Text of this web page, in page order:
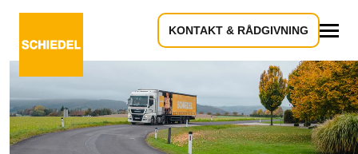
KONTAKT & RÅDGIVNING